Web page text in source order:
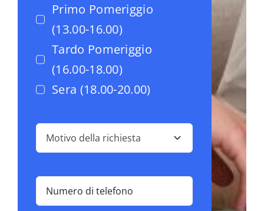
Primo Pomeriggio
(13.00-16.00)
Tardo Pomeriggio
(16.00-18.00)
Sera (18.00-20.00)